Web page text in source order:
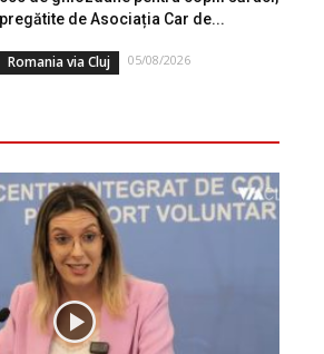
pregătite de Asociația Car de...
Romania via Cluj 05/08/2026